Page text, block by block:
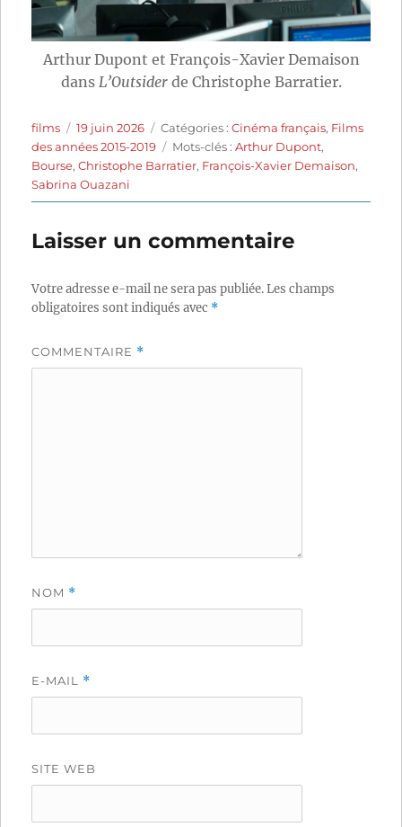
Arthur Dupont et François-Xavier Demaison
dans L’Outsiderde Christophe Barratier.
Auteur
films
Publié
le
19 juin 2026 Catégories
Catégories :Cinéma français, Films
des années 2015-2019
Étiquettes
Mots-clés :Arthur Dupont,
Bourse,Christophe Barratier, François-Xavier Demaison,
Sabrina Ouazani
Laisser un commentaire
Votre adresse e-mail ne sera pas publiée.Les champs
obligatoires sont indiqués avec *
COMMENTAIRE *
NOM *
E-MAIL *
SITE WEB